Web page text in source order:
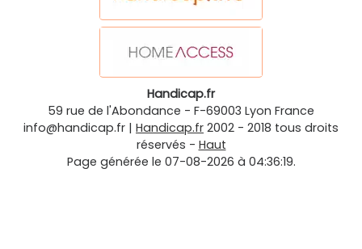
Handicap.fr
59 rue de l'Abondance - F-69003 Lyon France
info@handicap.fr | Handicap.fr 2002 - 2018 tous droits
réservés - Haut
Page générée le 07-08-2026 à 04:36:19.